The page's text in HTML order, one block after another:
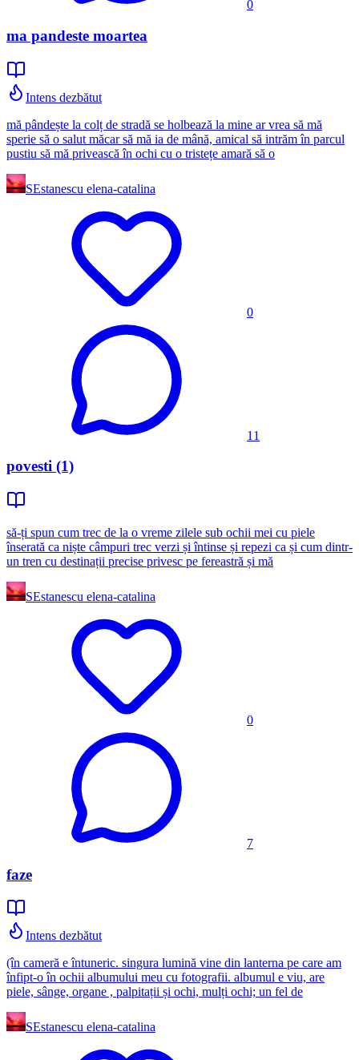
0
ma pandeste moartea
Intens dezbătut
mă pândește la colț de stradă se holbează la mine ar vrea să mă
sperie să o salut măcar să mă ia de mână, amical să intrăm în parcul
pustiu să mă privească în ochi cu o tristețe amară să o
SEstanescu elena-catalina
0
11
povesti (1)
să-ți spun cum trec de la o vreme zilele sub ochii mei cu piele
înserată ca niște câmpuri trec verzi și întinse și repezi ca și cum dintr-
un tren cu destinații precise privesc pe fereastră și mă
SEstanescu elena-catalina
0
7
faze
Intens dezbătut
(în cameră e întuneric. singura lumină vine din lanterna pe care am
înfipt-o în ochii albumului meu cu fotografii. albumul e viu, are
piele, sânge, organe , palpitații și ochi, mulți ochi; un fel de
SEstanescu elena-catalina